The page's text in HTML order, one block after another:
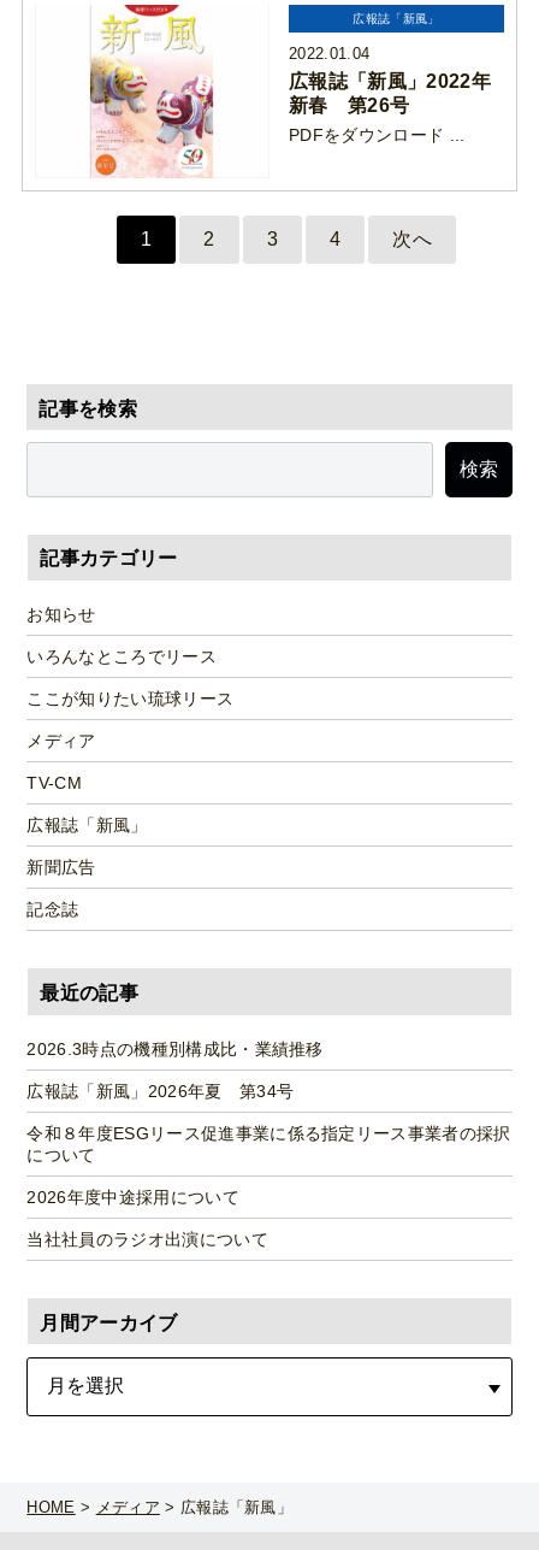
広報誌「新風」
2022.01.04
広報誌「新風」2022年
新春 第26号
PDFをダウンロード ...
1 2 3 4 次へ
記事を検索
検索
記事カテゴリー
お知らせ
いろんなところでリース
ここが知りたい琉球リース
メディア
TV-CM
広報誌「新風」
新聞広告
記念誌
最近の記事
2026.3時点の機種別構成比・業績推移
広報誌「新風」2026年夏 第34号
令和８年度ESGリース促進事業に係る指定リース事業者の採択
について
2026年度中途採用について
当社社員のラジオ出演について
月間アーカイブ
HOME > メディア > 広報誌「新風」